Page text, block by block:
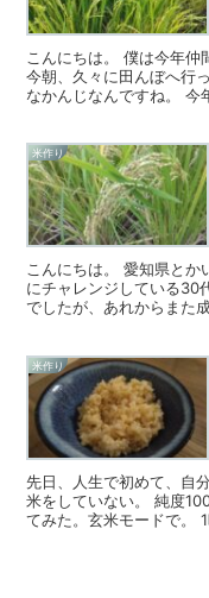
こんにちは。 僕は今年仲
今朝、久々に田んぼへ行
なかんじなんですね。 今
米作り
こんにちは。 愛知県とか
にチャレンジしている30
でしたが、あれからまた
米作り
先日、人生で初めて、自
米をしていない。 純度
てみた。玄米モードで。